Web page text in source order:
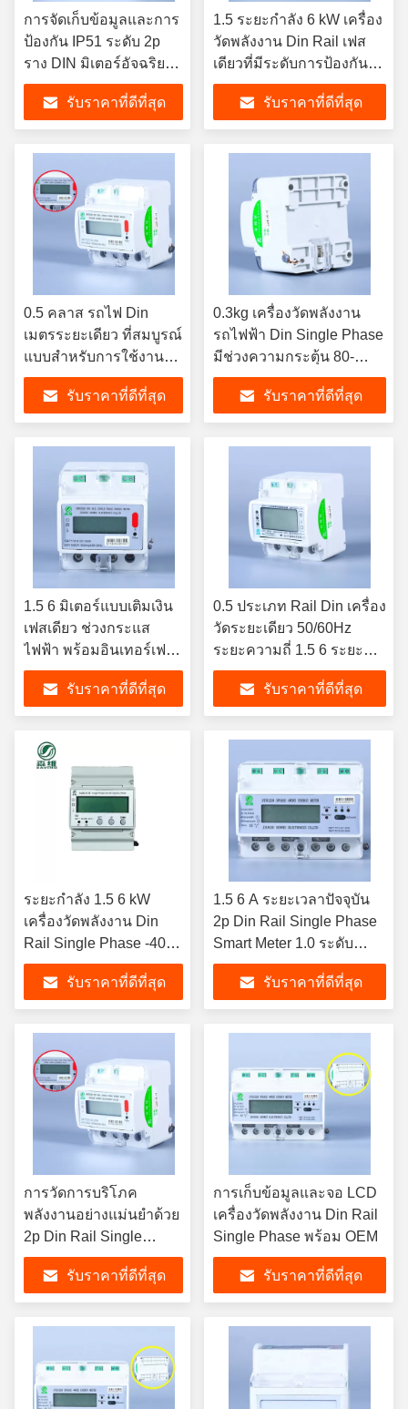
การจัดเก็บข้อมูลและการ
ป้องกัน IP51 ระดับ 2p
ราง DIN มิเตอร์อัจฉริยะ
เฟสเดียวสำหรับการวัดที่
แม่นยำรับราคาที่ดีที่สุด
1.5 ระยะกําลัง 6 kW เครื่อง
วัดพลังงาน Din Rail เฟส
เดียวที่มีระดับการป้องกัน
IP51 RS485/Modbus
RTU/wifi/NBรับราคาที่ดีที่สุด
0.5 คลาส รถไฟ Din
เมตรระยะเดียว ที่สมบูรณ์
แบบสําหรับการใช้งาน
อุตสาหกรรม -40C-70C
รับราคาที่ดีที่สุด
0.3kg เครื่องวัดพลังงาน
รถไฟฟ้า Din Single Phase
มีช่วงความกระตุ้น 80-
260VAC และเก็บข้อมูล
รับราคาที่ดีที่สุด
1.5 6 มิเตอร์แบบเติมเงิน
เฟสเดียว ช่วงกระแส
ไฟฟ้า พร้อมอินเทอร์เฟ
ซการสื่อสาร Modbus
RTU
รับราคาที่ดีที่สุด
0.5 ประเภท Rail Din เครื่อง
วัดระยะเดียว 50/60Hz
ระยะความถี่ 1.5 6 ระยะ
กระแสปัจจุบันสําหรับการ
วัดกระแสปัจจุบันที่แม่นยํา
รับราคาที่ดีที่สุด
ระยะกําลัง 1.5 6 kW
เครื่องวัดพลังงาน Din
Rail Single Phase -40C-
70C พร้อม OEM
รับราคาที่ดีที่สุด
1.5 6 A ระยะเวลาปัจจุบัน
2p Din Rail Single Phase
Smart Meter 1.0 ระดับ
ความแม่นยําสําหรับความ
ต้องการของคุณ
รับราคาที่ดีที่สุด
การวัดการบริโภค
พลังงานอย่างแม่นยําด้วย
2p Din Rail Single
Phase Smart Meter
-40C-70C การเก็บข้อมูล
ความจําข้อมูล
รับราคาที่ดีที่สุด
การเก็บข้อมูลและจอ LCD
เครื่องวัดพลังงาน Din Rail
Single Phase พร้อม OEM
รับราคาที่ดีที่สุด